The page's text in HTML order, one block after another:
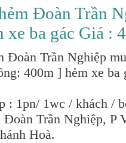
Đoàn Trần
xe ba gác Giá :
Đoàn Trần Nghiệp
400m ] hẻm xe ba
: 1pn/ 1wc / khách /
Trần Nghiệp, P
Hoà.